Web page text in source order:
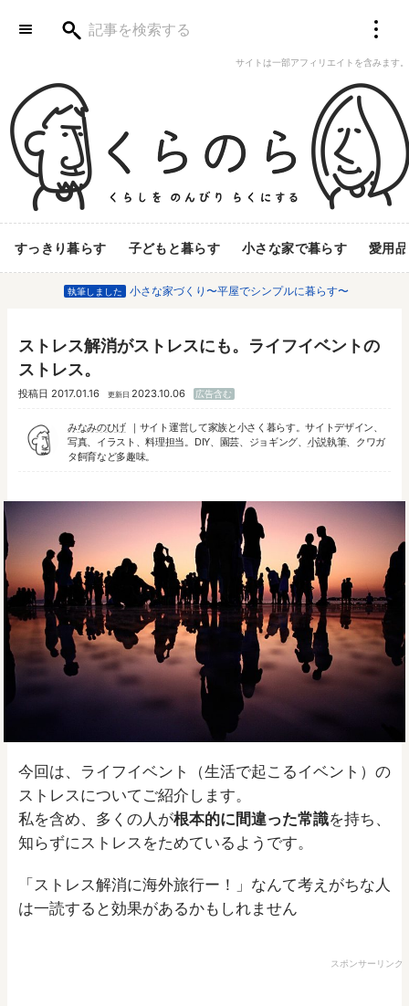
サイトは一部アフィリエイトを含みます。
すっきり暮らす 子どもと暮らす 小さな家で暮らす 愛用品
執筆しました 小さな家づくり〜平屋でシンプルに暮らす〜
ストレス解消がストレスにも。ライフイベントの
ストレス。
投稿日 2017.01.16 更新日 2023.10.06 広告含む
みなみのひげ
サイト運営して家族と小さく暮らす。サイトデザイン、
写真、イラスト、料理担当。DIY、園芸、ジョギング、 小説執筆、クワガ
タ飼育など多趣味。
今回は、ライフイベント（生活で起こるイベント）の
ストレスについてご紹介します。
私を含め、多くの人が根本的に間違った常識を持ち、
知らずにストレスをためているようです。
「ストレス解消に海外旅行ー！」なんて考えがちな人
は一読すると効果があるかもしれません
スポンサーリンク